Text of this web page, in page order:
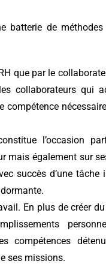
de
que par le
collaborateurs qui
l’occasion
mais également sur
succès d’une
En plus de créer
compétences
ses missions.